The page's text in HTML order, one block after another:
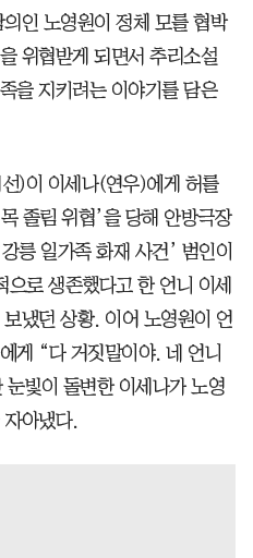
인 노영원이 정체 모를 협박
위협받게 되면서 추리소설
을 지키려는 이야기를 담은
)이 이세나(연우)에게 허를
졸림 위협’을 당해 안방극장
릉 일가족 화재 사건’ 범인이
로 생존했다고 한 언니 이세
냈던 상황. 이어 노영원이 언
게 “다 거짓말이야. 네 언니
빛이 돌변한 이세나가 노영
아냈다.